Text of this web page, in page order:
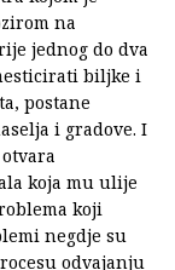
na
jednog do dva
biljke i
postane
i gradove. I
koja mu ulije
koji
negdje su
odvajanju